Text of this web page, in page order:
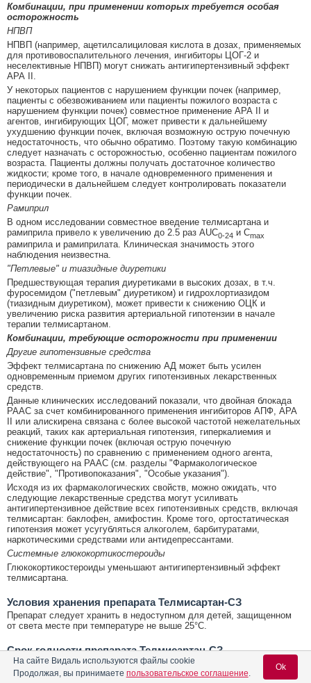
Комбинации, при применении которых требуется особая
осторожность
НПВП
НПВП (например, ацетилсалициловая кислота в дозах, применяемых
для противовоспалительного лечения, ингибиторы ЦОГ-2 и
неселективные НПВП) могут снижать антигипертензивный эффект
АРА II.
У некоторых пациентов с нарушением функции почек (например,
пациенты с обезвоживанием или пациенты пожилого возраста с
нарушением функции почек) совместное применение АРА II и
агентов, ингибирующих ЦОГ, может привести к дальнейшему
ухудшению функции почек, включая возможную острую почечную
недостаточность, что обычно обратимо. Поэтому такую комбинацию
следует назначать с осторожностью, особенно пациентам пожилого
возраста. Пациенты должны получать достаточное количество
жидкости; кроме того, в начале одновременного применения и
периодически в дальнейшем следует контролировать показатели
функции почек.
Рамиприл
В одном исследовании совместное введение телмисартана и
рамиприла привело к увеличению до 2.5 раз AUC0-24 и Сmax
рамиприла и рамиприлата. Клиническая значимость этого
наблюдения неизвестна.
"Петлевые" и тиазидные диуретики
Предшествующая терапия диуретиками в высоких дозах, в т.ч.
фуросемидом ("петлевым" диуретиком) и гидрохлортиазидом
(тиазидным диуретиком), может привести к снижению ОЦК и
увеличению риска развития артериальной гипотензии в начале
терапии телмисартаном.
Комбинации, требующие осторожности при применении
Другие гипотензивные средства
Эффект телмисартана по снижению АД может быть усилен
одновременным приемом других гипотензивных лекарственных
средств.
Данные клинических исследований показали, что двойная блокада
РААС за счет комбинированного применения ингибиторов АПФ, АРА
II или алискирена связана с более высокой частотой нежелательных
реакций, таких как артериальная гипотензия, гиперкалиемия и
снижение функции почек (включая острую почечную
недостаточность) по сравнению с применением одного агента,
действующего на РААС (см. разделы "Фармакологическое
действие", "Противопоказания", "Особые указания").
Исходя из их фармакологических свойств, можно ожидать, что
следующие лекарственные средства могут усиливать
антигипертензивное действие всех гипотензивных средств, включая
телмисартан: баклофен, амифостин. Кроме того, ортостатическая
гипотензия может усугубляться алкоголем, барбитуратами,
наркотическими средствами или антидепрессантами.
Системные глюкокортикостероиды
Глюкокортикостероиды уменьшают антигипертензивный эффект
телмисартана.
Условия хранения препарата Телмисартан-СЗ
Препарат следует хранить в недоступном для детей, защищенном
от света месте при температуре не выше 25°С.
Срок годности препарата Телмисартан-СЗ
Срок годности - 3 года. Не применять по истечении срока годности,
указанного на упаковке.
На сайте Видаль используются файлы cookie
Продолжая, вы принимаете пользовательское соглашение.
Ok